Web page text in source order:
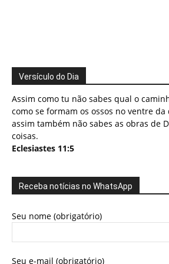
Versículo do Dia
Assim como tu não sabes qual o
como se formam os ossos no ventre
assim também não sabes as obras de
coisas.
Eclesiastes 11:5
Receba notícias no WhatsApp
Seu nome (obrigatório)
Seu e-mail (obrigatório)